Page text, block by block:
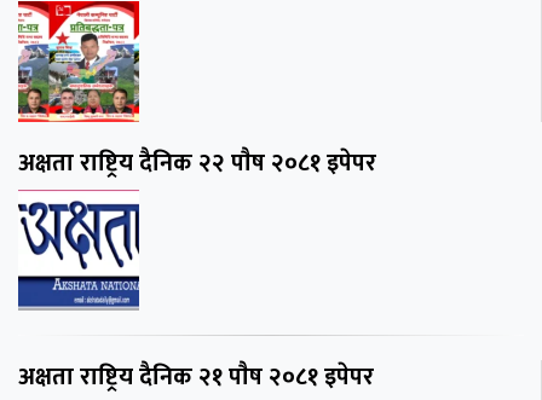
अक्षता राष्ट्रिय दैनिक २२ पाैष २०८१ इपेपर
अक्षता राष्ट्रिय दैनिक २१ पाैष २०८१ इपेपर